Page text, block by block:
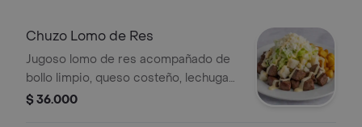
Chuzo Lomo de Res
Jugoso lomo de res acompañado de
bollo limpio, queso costeño, lechuga
fresca, papa chongo y una cremosa
$ 36.000